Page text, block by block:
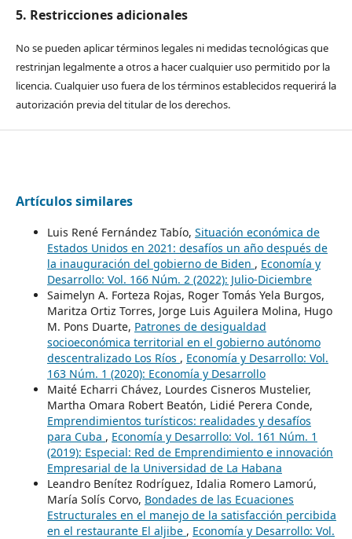
5. Restricciones adicionales
No se pueden aplicar términos legales ni medidas tecnológicas que
restrinjan legalmente a otros a hacer cualquier uso permitido por la
licencia. Cualquier uso fuera de los términos establecidos requerirá la
autorización previa del titular de los derechos.
Artículos similares
Luis René Fernández Tabío, Situación económica de
Estados Unidos en 2021: desafíos un año después de
la inauguración del gobierno de Biden , Economía y
Desarrollo: Vol. 166 Núm. 2 (2022): Julio-Diciembre
Saimelyn A. Forteza Rojas, Roger Tomás Yela Burgos,
Maritza Ortiz Torres, Jorge Luis Aguilera Molina, Hugo
M. Pons Duarte, Patrones de desigualdad
socioeconómica territorial en el gobierno autónomo
descentralizado Los Ríos , Economía y Desarrollo: Vol.
163 Núm. 1 (2020): Economía y Desarrollo
Maité Echarri Chávez, Lourdes Cisneros Mustelier,
Martha Omara Robert Beatón, Lidié Perera Conde,
Emprendimientos turísticos: realidades y desafíos
para Cuba , Economía y Desarrollo: Vol. 161 Núm. 1
(2019): Especial: Red de Emprendimiento e innovación
Empresarial de la Universidad de La Habana
Leandro Benítez Rodríguez, Idalia Romero Lamorú,
María Solís Corvo, Bondades de las Ecuaciones
Estructurales en el manejo de la satisfacción percibida
en el restaurante El aljibe , Economía y Desarrollo: Vol.